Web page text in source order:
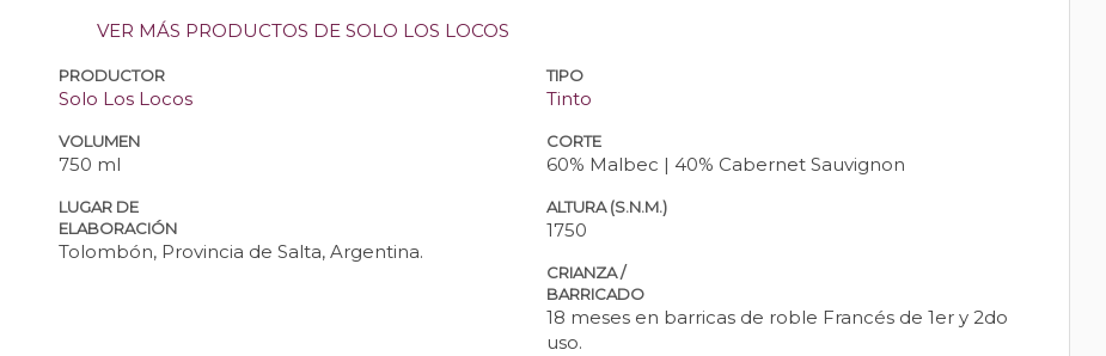
VER MÁS PRODUCTOS DE SOLO LOS LOCOS
PRODUCTOR
Solo Los Locos
TIPO
Tinto
VOLUMEN
750 ml
CORTE
60% Malbec | 40% Cabernet Sauvignon
LUGAR DE
ELABORACIÓN
Tolombón, Provincia de Salta, Argentina.
ALTURA (S.N.M.)
1750
CRIANZA /
BARRICADO
18 meses en barricas de roble Francés de 1er y 2do
uso.